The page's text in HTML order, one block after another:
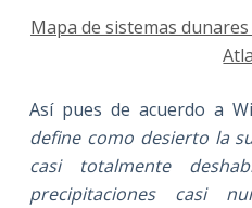
Mapa de sistemas
Así pues de acuerdo a
define como desierto la
casi totalmente
precipitaciones casi